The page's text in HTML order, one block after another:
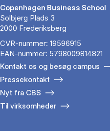
Copenhagen Business School
Solbjerg Plads 3
2000 Frederiksberg
CVR-nummer: 19596915
EAN-nummer: 5798009814821
Kontakt os og besøg campus
Pressekontakt
Nyt fra CBS
Til virksomheder